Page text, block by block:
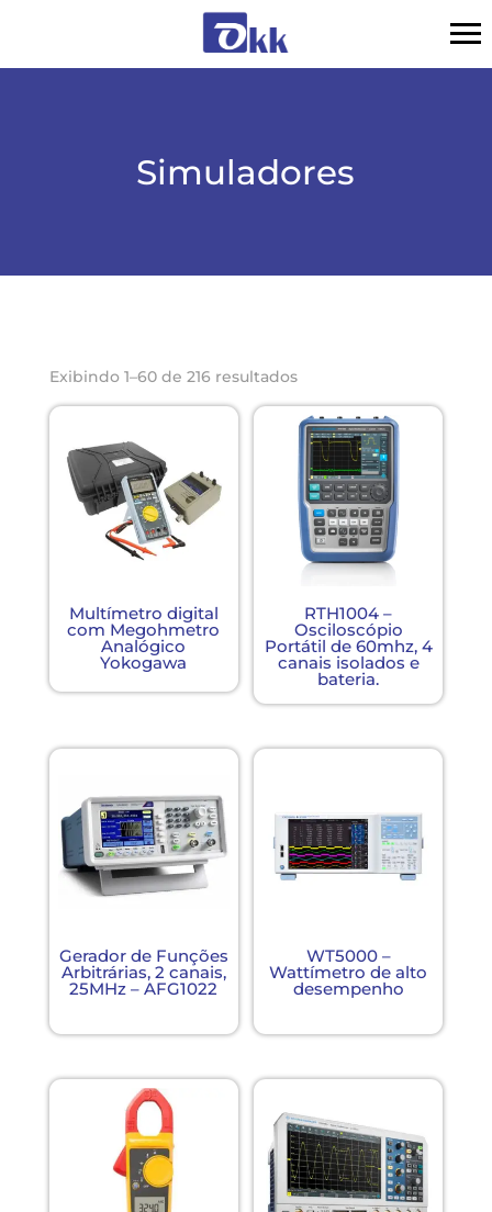
Simuladores
Exibindo 1–60 de 216 resultados
Multímetro digital
com Megohmetro
Analógico
Yokogawa
RTH1004 –
Osciloscópio
Portátil de 60mhz, 4
canais isolados e
bateria.
Gerador de Funções
Arbitrárias, 2 canais,
25MHz – AFG1022
WT5000 –
Wattímetro de alto
desempenho